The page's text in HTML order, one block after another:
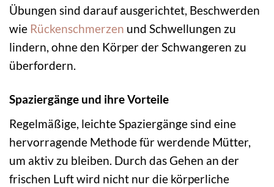
Übungen sind darauf ausgerichtet, Beschwerden
wie Rückenschmerzen und Schwellungen zu
lindern, ohne den Körper der Schwangeren zu
überfordern.
Spaziergänge und ihre Vorteile
Regelmäßige, leichte Spaziergänge sind eine
hervorragende Methode für werdende Mütter,
um aktiv zu bleiben. Durch das Gehen an der
frischen Luft wird nicht nur die körperliche